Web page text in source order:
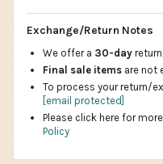
Exchange/Return Notes
We offer a 30-day
Final sale items are not
To process your return/
[email protected]
Please click here for
Policy